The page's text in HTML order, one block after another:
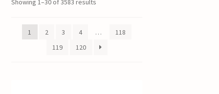
nieuws
events
Showing 1–30 of 3583 results
1 2 3 4 …
118
119
120